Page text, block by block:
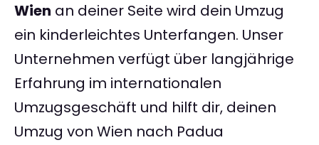
Wien an deiner Seite wird dein Umzug
ein kinderleichtes Unterfangen. Unser
Unternehmen verfügt über langjährige
Erfahrung im internationalen
Umzugsgeschäft und hilft dir, deinen
Umzug von Wien nach Padua